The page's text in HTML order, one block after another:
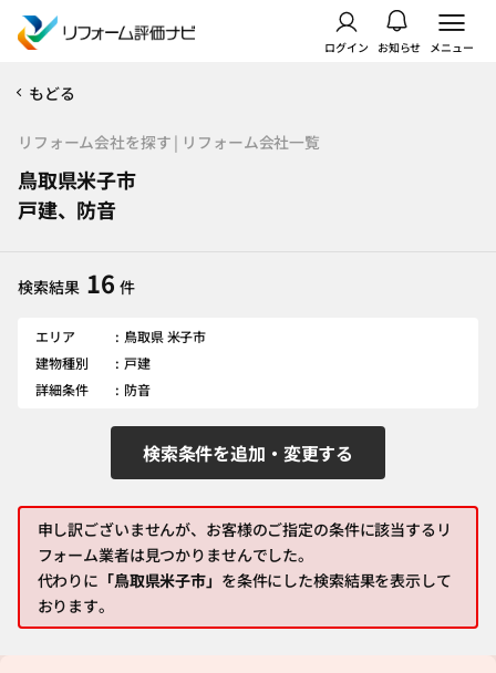
ログイン お知らせ メニュー
もどる
リフォーム会社を探す | リフォーム会社一覧
鳥取県米子市
戸建、防音
検索結果 16 件
エリア
鳥取県 米子市
建物種別
戸建
詳細条件
防音
検索条件を追加・変更する
申し訳ございませんが、お客様のご指定の条件に該当するリ
フォーム業者は見つかりませんでした。
代わりに 「鳥取県米子市」 を条件にした検索結果を表示して
おります。